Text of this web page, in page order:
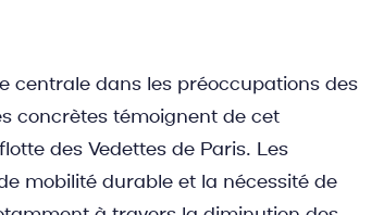
centrale dans les préoccupations des
concrètes témoignent de cet
des Vedettes de Paris. Les
mobilité durable et la nécessité de